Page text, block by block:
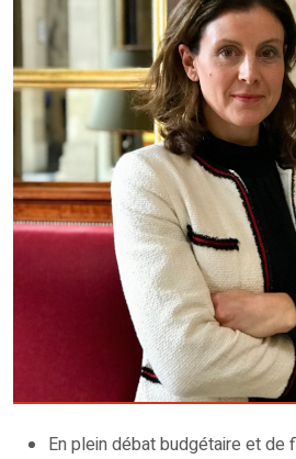
En plein débat budgétaire et de